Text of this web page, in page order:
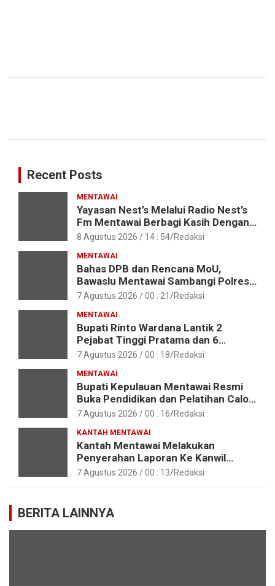
Recent Posts
MENTAWAI
Yayasan Nest’s Melalui Radio Nest’s
Fm Mentawai Berbagi Kasih Dengan
Anak – Anak Asrama SMAN 2 Sipora
8 Agustus 2026 / 14 : 54 Redaksi
MENTAWAI
Bahas DPB dan Rencana MoU,
Bawaslu Mentawai Sambangi Polres
Mentawai
7 Agustus 2026 / 00 : 21 Redaksi
MENTAWAI
Bupati Rinto Wardana Lantik 2
Pejabat Tinggi Pratama dan 6
Pejabat Fungsional di Lingkungan
7 Agustus 2026 / 00 : 18 Redaksi
MENTAWAI
Bupati Kepulauan Mentawai Resmi
Buka Pendidikan dan Pelatihan Calon
Paskibraka Tahun 2026
7 Agustus 2026 / 00 : 16 Redaksi
KANTAH MENTAWAI
Kantah Mentawai Melakukan
Penyerahan Laporan Ke Kanwil
Kemen ATR/BPN RI Sumbar
7 Agustus 2026 / 00 : 13 Redaksi
BERITA LAINNYA